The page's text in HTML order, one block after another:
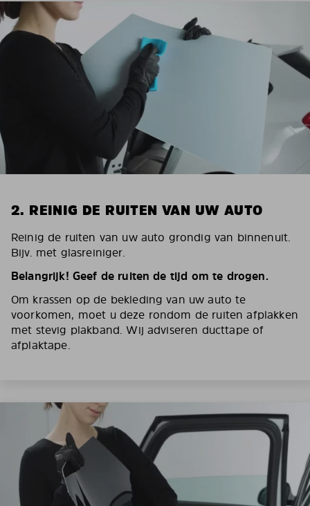
2. REINIG DE RUITEN VAN UW AUTO
Reinig de ruiten van uw auto grondig van binnenuit.
Bijv. met glasreiniger.
Belangrijk! Geef de ruiten de tijd om te drogen.
Om krassen op de bekleding van uw auto te
voorkomen, moet u deze rondom de ruiten afplakken
met stevig plakband. Wij adviseren ducttape of
afplaktape.